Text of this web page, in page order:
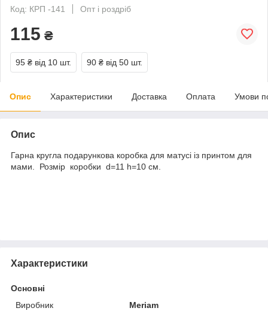
Код: КРП -141
Опт і роздріб
115 ₴
95 ₴ від 10 шт. 90 ₴ від 50 шт.
Опис Характеристики Доставка Оплата Умови
Опис
Гарна кругла подарункова коробка для матусі із принтом для
мами. Розмір коробки d=11 h=10 см.
Характеристики
Основні
Виробник
Meriam